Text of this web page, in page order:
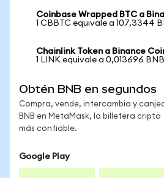
Coinbase Wrapped BTC a
1 CBBTC equivale a 107,3344
Chainlink Token a Binance
1 LINK equivale a 0,013696 BNB
Obtén BNB en segundos
Compra, vende, intercambia y
BNB en MetaMask, la billetera cripto
más confiable.
Google Play